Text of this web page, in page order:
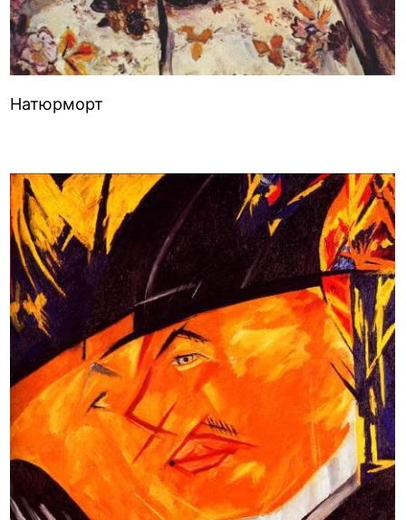
Натюрморт